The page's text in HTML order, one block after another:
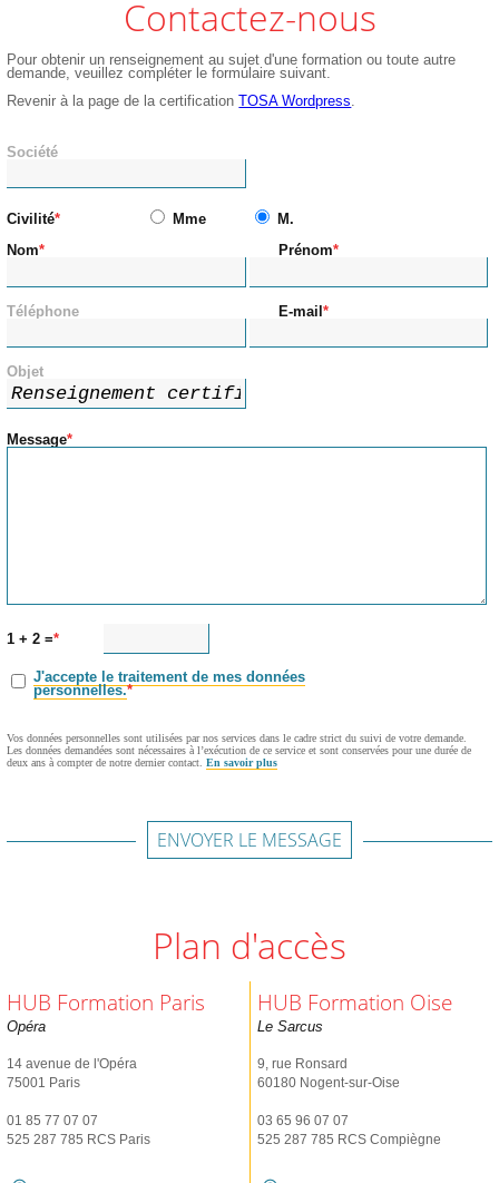
Contactez-nous
Pour obtenir un renseignement au sujet d'une formation ou toute autre
demande, veuillez compléter le formulaire suivant.
Revenir à la page de la certificationTOSA Wordpress
Société
Civilité Mme
M.
Nom
Prénom
Téléphone E-mail
Objet
Message
1 + 2 =
J'accepte le traitement de mes données
personnelles.
Vos données personnelles sont utilisées par nos services dans le cadre strict du suivi de votre demande.
Les données demandées sont nécessaires à l’exécution de ce service et sont conservées pour une durée de
deux ans à compter de notre dernier contact.En savoir plus
ENVOYER LE MESSAGE
Plan d'accès
HUB Formation Paris
Opéra
14 avenue de l'Opéra
75001 Paris
01 85 77 07 07
525 287 785 RCS Paris
HUB Formation Oise
Le Sarcus
9, rue Ronsard
60180 Nogent-sur-Oise
03 65 96 07 07
525 287 785 RCS Compiègne